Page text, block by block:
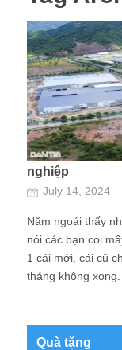
nghiệp
July 14, 2024
Năm ngoái thấy
nói các bạn coi
1 cái mới, cái cũ
tháng không xong.
Quà tặng